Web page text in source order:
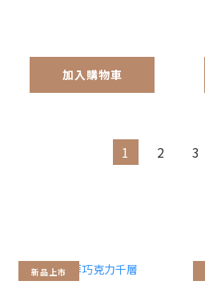
加入購物車
1 2 3
新品上市